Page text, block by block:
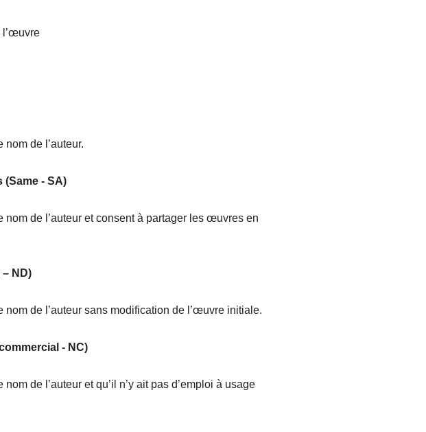
l’œuvre
de l’auteur.
- SA)
nom de l’auteur et consent à partager les œuvres en
ND)
de l’auteur sans modification de l’œuvre initiale.
- NC)
de l’auteur et qu’il n’y ait pas d’emploi à usage